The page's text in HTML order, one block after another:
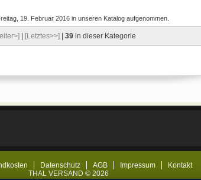
19. Februar 2016 in unseren Katalog aufgenommen.
[Letztes>>] 39 in dieser Kategorie
Datenschutz AGB Impressum
Kontakt
THAL VERSAND © 2026